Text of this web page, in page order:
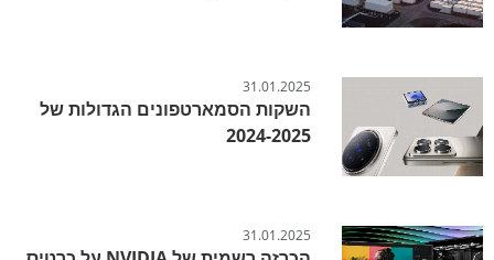
31.01.2025
השקות הסמארטפונים הגדולות של
2024-2025
31.01.2025